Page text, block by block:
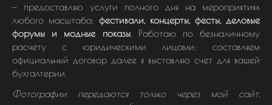
— предоставляю услуги полного дня на мероприятиях
любого масштаба: фестивали, концерты, фесты, деловые
форумы и модные показы. Работаю по безналичному
расчету с юридическими лицами: составляем
официальный договор далее я выставляю счет для вашей
бухгалтерии.
Фотографии передаются только через мой сайт,